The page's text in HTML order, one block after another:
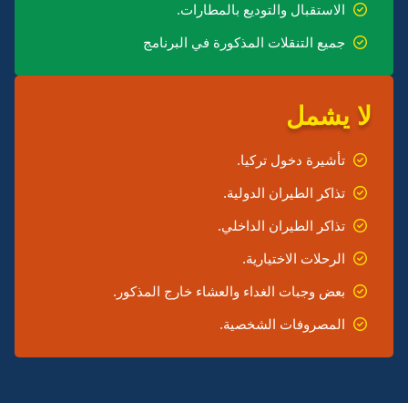
الاستقبال والتوديع بالمطارات.
جميع التنقلات المذكورة في البرنامج
لا يشمل
تأشيرة دخول تركيا.
تذاكر الطيران الدولية.
تذاكر الطيران الداخلي.
الرحلات الاختيارية.
بعض وجبات الغداء والعشاء خارج المذكور.
المصروفات الشخصية.